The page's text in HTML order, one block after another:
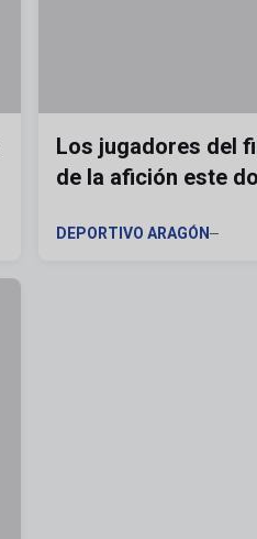
Los jugadores del
de la afición este
DEPORTIVO ARAGÓN